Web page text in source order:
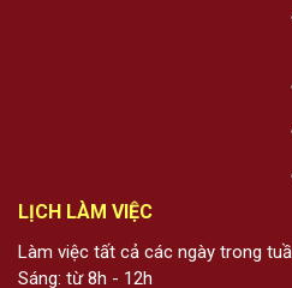
LỊCH LÀM VIỆC
Làm việc tất cả các ngày trong
Sáng: từ 8h - 12h